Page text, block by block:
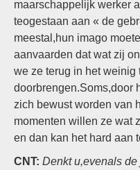
maarschappelijk werker
teogestaan aan « de
meestal,hun imago
aanvaarden dat wat zij
we ze terug in het weinig
doorbrengen.Soms,door
zich bewust worden van
momenten willen ze wat
en dan kan het hard aan
CNT: Denkt u,evenals